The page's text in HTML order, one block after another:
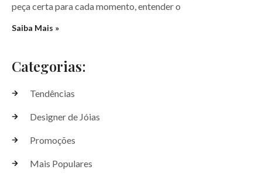
Categorias:
Tendências
Designer de Jóias
Promoções
Mais Populares
peça certa para cada momento, entender o
Saiba Mais »